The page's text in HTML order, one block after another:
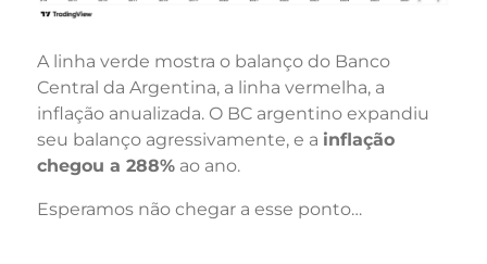
A linha verde mostra o balanço do Banco
Central da Argentina, a linha vermelha, a
inflação anualizada. O BC argentino expandiu
seu balanço agressivamente, e a inflação
chegou a 288%ao ano.
Esperamos não chegar a esse ponto…